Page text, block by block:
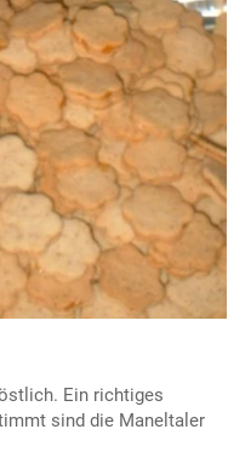
Ein richtiges
sind die Maneltaler